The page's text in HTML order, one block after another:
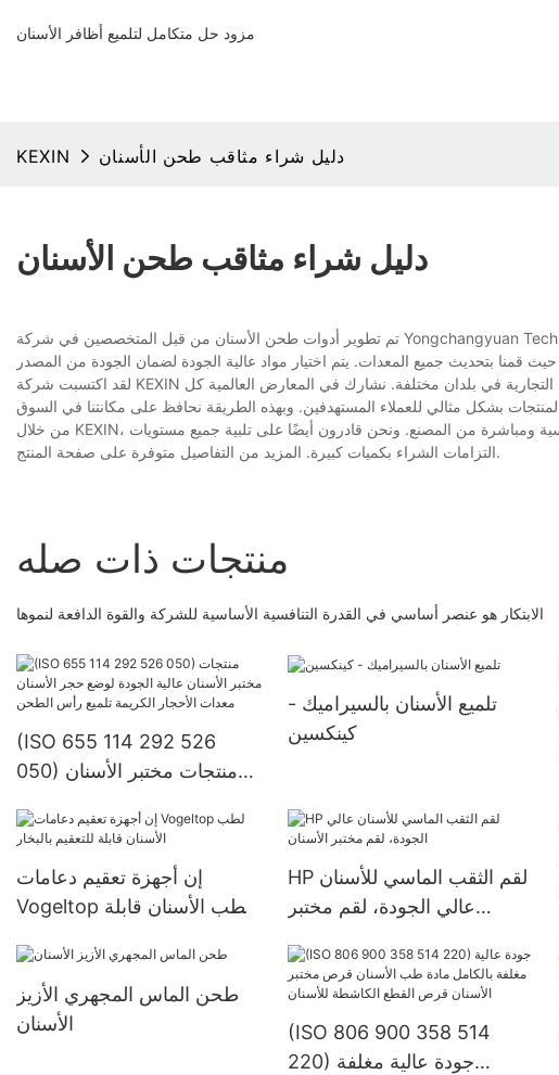
مزود حل متكامل لتلميع أظافر الأسنان
KEXIN دليل شراء مثاقب طحن الأسنان
دليل شراء مثاقب طحن الأسنان
تم تطوير أدوات طحن الأسنان من قبل المتخصصين في شركة Yongchangyuan Technology Development Co., Ltd. تطبيق معرفتهم وخبرتهم. إن 'التميز' هو جوهر
لقد اكتسبت شركة KEXIN سمعة راسخة في السوق. من خلال تنفيذ استراتيجية التسويق، نقوم بالترويج لعلامتنا التجارية في بلدان مختلفة. نشارك في المعارض العالمية كل
من خلال KEXIN، نقدم خصومات كبيرة على أدوات طحن الأسنان ومنتجات مماثلة بأسعار تنافسية ومباشرة من المصنع. ونحن قادرون أيضًا على تلبية جميع مستويات
التزامات الشراء بكميات كبيرة. المزيد من التفاصيل متوفرة على صفحة المنتج.
منتجات ذات صله
الابتكار هو عنصر أساسي في القدرة التنافسية الأساسية للشركة والقوة الدافعة لنموها
(ISO 655 114 292 526
050) منتجات مختبر الأسنان
الأسنان معدات الأحجار الكريمة
تلميع الأسنان بالسيراميك -
كينكسين
إن أجهزة تعقيم دعامات
Vogeltop لطب الأسنان قابلة
HP لقم الثقب الماسي للأسنان
عالي الجودة، لقم مختبر
طحن الماس المجهري الأزيز
الأسنان
(ISO 806 900 358 514
220) جودة عالية مغلفة